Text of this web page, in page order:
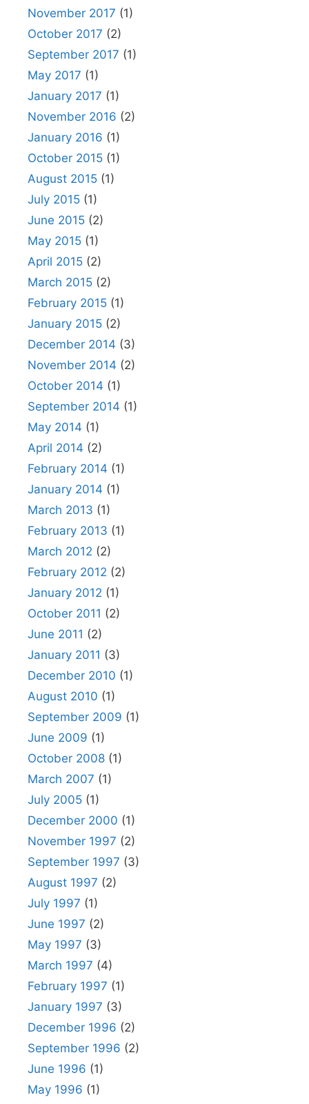
November 2017 (1)
October 2017 (2)
September 2017 (1)
May 2017 (1)
January 2017 (1)
November 2016 (2)
January 2016 (1)
October 2015 (1)
August 2015 (1)
July 2015 (1)
June 2015 (2)
May 2015 (1)
April 2015 (2)
March 2015 (2)
February 2015 (1)
January 2015 (2)
December 2014 (3)
November 2014 (2)
October 2014 (1)
September 2014 (1)
May 2014 (1)
April 2014 (2)
February 2014 (1)
January 2014 (1)
March 2013 (1)
February 2013 (1)
March 2012 (2)
February 2012 (2)
January 2012 (1)
October 2011 (2)
June 2011 (2)
January 2011 (3)
December 2010 (1)
August 2010 (1)
September 2009 (1)
June 2009 (1)
October 2008 (1)
March 2007 (1)
July 2005 (1)
December 2000 (1)
November 1997 (2)
September 1997 (3)
August 1997 (2)
July 1997 (1)
June 1997 (2)
May 1997 (3)
March 1997 (4)
February 1997 (1)
January 1997 (3)
December 1996 (2)
September 1996 (2)
June 1996 (1)
May 1996 (1)